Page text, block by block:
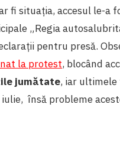
fi situația, accesul le-a
„Regia
pentru presă.
la protest, blocând
jumătate, iar ultimele
însă probleme